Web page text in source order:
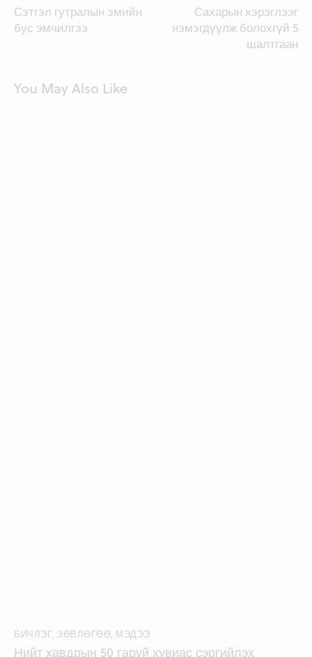
navigation
Сэтгэл гутралын эмийн
бус эмчилгээ
Сахарын хэрэглээг
нэмэгдүүлж болохгүй 5
шалтгаан
You May Also Like
БИЧЛЭГ ЗӨВЛӨГӨӨ МЭДЭЭ
Нийт хавдрын 50 гаруй хувиас сэргийлэх